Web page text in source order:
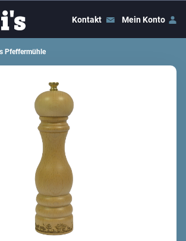
Kontakt Mein Konto
Pfeffermühle